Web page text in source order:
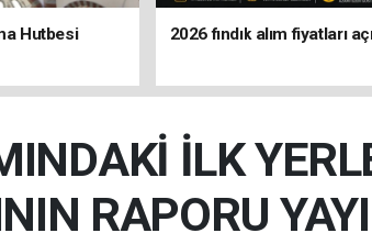
Hutbesi 2026 fındık alım fiyatları
İLK
RAPORU